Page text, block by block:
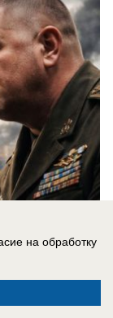
на обработку